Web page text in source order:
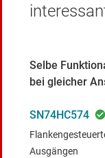
Selbe
bei gleicher
SN74HC574
Ausgängen